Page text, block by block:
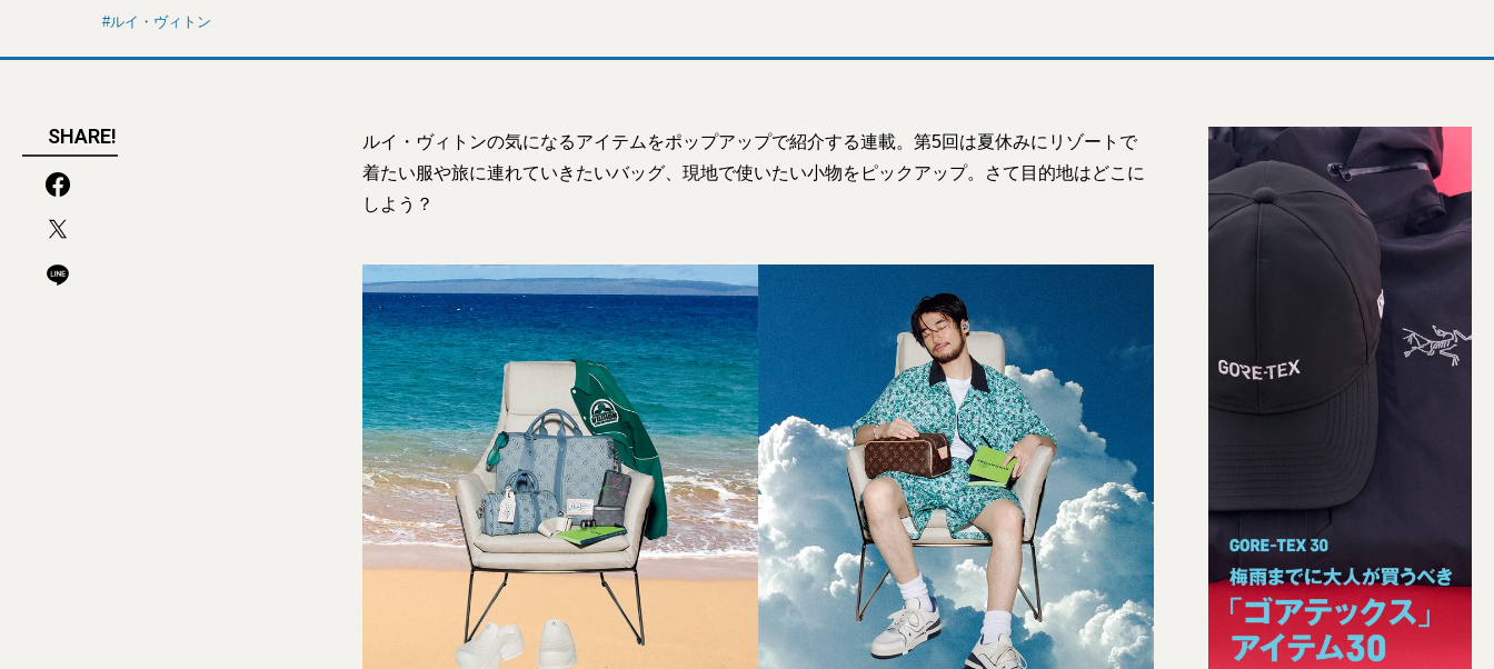
ルイ・ヴィトン
SHARE!
ルイ・ヴィトンの気になるアイテムをポップアップで紹介する連載。第5回は夏休みにリゾートで
着たい服や旅に連れていきたいバッグ、現地で使いたい小物をピックアップ。さて目的地はどこに
しよう？